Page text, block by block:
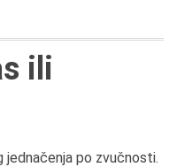
ili
po zvučnosti.